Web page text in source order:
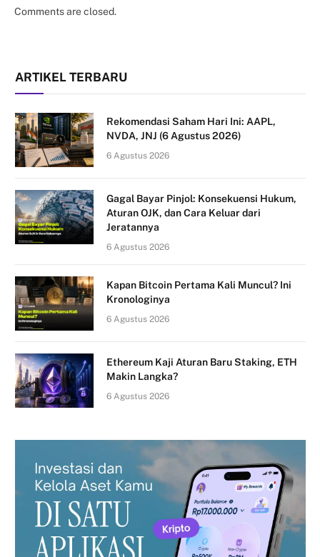
Comments are closed.
ARTIKEL TERBARU
Rekomendasi Saham Hari Ini: AAPL,
NVDA, JNJ (6 Agustus 2026)
6 Agustus 2026
Gagal Bayar Pinjol: Konsekuensi Hukum,
Aturan OJK, dan Cara Keluar dari
Jeratannya
6 Agustus 2026
Kapan Bitcoin Pertama Kali Muncul? Ini
Kronologinya
6 Agustus 2026
Ethereum Kaji Aturan Baru Staking, ETH
Makin Langka?
6 Agustus 2026